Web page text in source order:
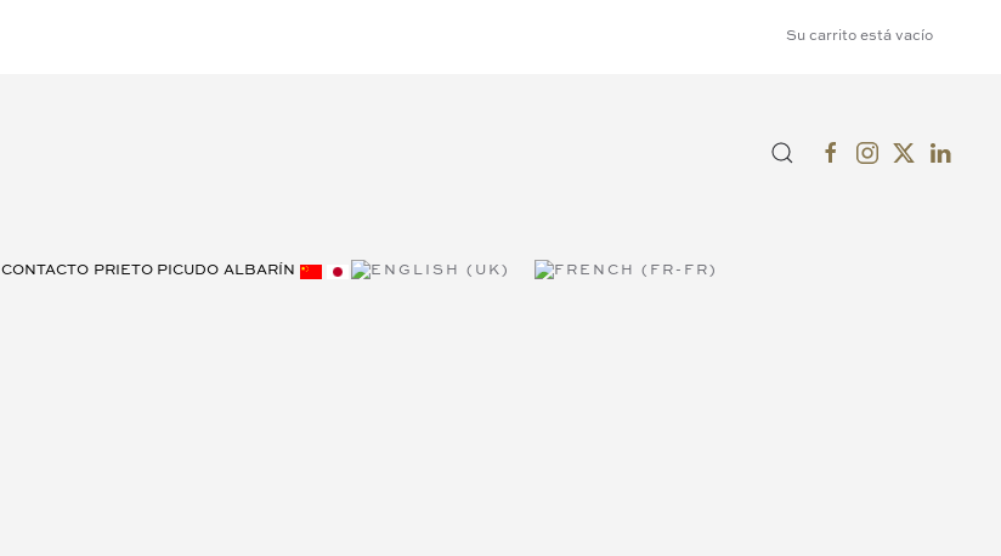
Su carrito está vacío
CONTACTO PRIETO PICUDO ALBARÍN